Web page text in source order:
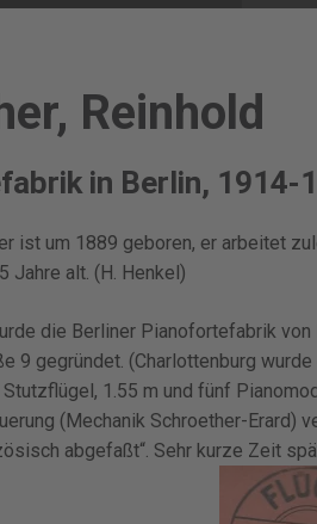
Reinhold
in Berlin, 1914-
ist um 1889 geboren, er arbeitet
Jahre alt. (H. Henkel)
die Berliner Pianofortefabrik von
9 gegründet. (Charlottenburg
1.55 m und fünf
(Mechanik Schroether-Erard)
abgefaßt“. Sehr kurze Zeit